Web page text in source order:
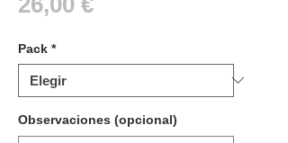
Pack *
Observaciones (opcional)